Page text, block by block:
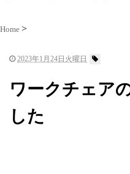
Home
2023年1月24日火曜日
ワークチェア
した